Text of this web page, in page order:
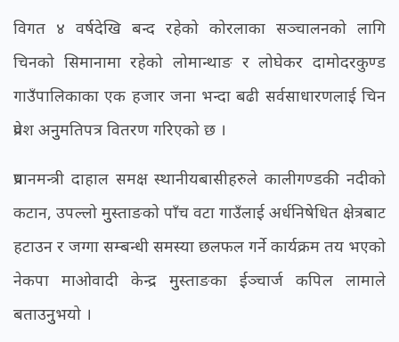
विगत ४ वर्षदेखि बन्द रहेको कोरलाका सञ्चालनको लागि
चिनको सिमानामा रहेको लोमान्थाङ र लोघेकर दामोदरकुण्ड
गाउँपालिकाका एक हजार जना भन्दा बढी सर्वसाधारणलाई चिन
प्रवेश अनुुमतिपत्र वितरण गरिएको छ ।
प्रधानमन्त्री दाहाल समक्ष स्थानीयबासीहरुले कालीगण्डकी नदीको
कटान, उपल्लो मुुस्ताङको पाँच वटा गाउँलाई अर्धनिषेधित क्षेत्रबाट
हटाउन र जग्गा सम्बन्धी समस्या छलफल गर्ने कार्यक्रम तय भएको
नेकपा माओवादी केन्द्र मुुस्ताङका ईञ्चार्ज कपिल लामाले
बताउनुुभयो ।